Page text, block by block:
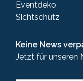
Eventdeko
Sichtschutz
Keine News
Jetzt für unseren